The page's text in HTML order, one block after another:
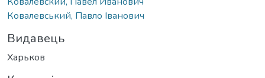
Ковалевський, Павло Іванович
Видавець
Харьков